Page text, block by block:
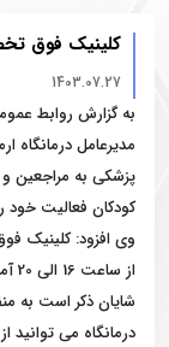
کلینیک فوق
1403.07.27
به گزارش روابط
مدیرعامل
پزشکی به مراجعین
کودکان فعالیت خود
وی افزود: کلینیک
از ساعت 16 الی 20 آماده پذیرش بیماران می باشد.
شایان ذکر است به
درمانگاه می